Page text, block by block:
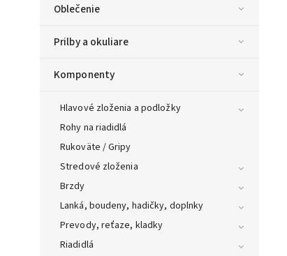
Oblečenie
Prilby a okuliare
Komponenty
Hlavové zloženia a podložky
Rohy na riadidlá
Rukoväte / Gripy
Stredové zloženia
Brzdy
Lanká, boudeny, hadičky, doplnky
Prevody, reťaze, kladky
Riadidlá